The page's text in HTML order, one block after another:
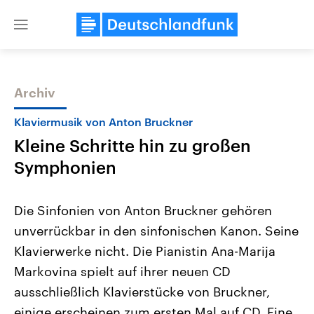
Close
Themen
Landtagswahl Sachsen-Anhalt
2026
Alle Informationen
Sachsen-Anhalt wählt am 6.
September 2026 einen neuen
Landtag. Seit 2021 wird das
Bundesland von einer Koalition aus
USA
Aktuelle Beiträge,
Hintergründe
Wirtschaftlich und
gehören die Vereinigten
den mächtigsten Ländern
mit großem Einfluss auf
Archiv
Klaviermusik von Anton Bruckner
Kleine Schritte hin zu großen
Symphonien
Die Sinfonien von Anton Bruckner gehören
unverrückbar in den sinfonischen Kanon. Seine
Klavierwerke nicht. Die Pianistin Ana-Marija
Markovina spielt auf ihrer neuen CD
ausschließlich Klavierstücke von Bruckner,